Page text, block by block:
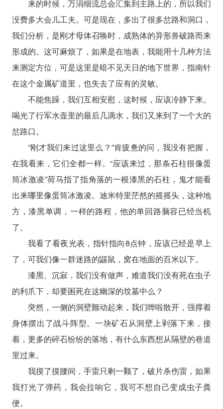
来的时候，万涓细流总会汇集到主路上的，所以我们
没费多大会儿工夫。可是现在，多出了很多岔路和洞口，
我们分析，是刚才母体召唤时，成熟体的异形兽破路而来
形成的。这可麻烦了，如果是在地表，我能用十几种方法
来测定方位，可是这里是暗不见天日的地下世界，指南针
在这个金属矿道里，也失去了应有的灵敏。
不能焦躁，我们互相安慰，这时候，应该冷静下来。
喝光了行军水壶里的最后几滴水，我们又来到了一个大的
岔路口。
“刚才我们来过这里么？”肯疲惫的问，我没有把握，
在我看来，它们全都一样。“应该来过，那条石柱很像蛋
筒冰激凌”荷马指了指角落的一根漆黑的石柱，鬼才能看
出来哪里像蛋筒冰激凌。迪米特里茫然的摇摇头，这种地
方，漆黑单调，一样的路程，他的单回路脑容已经当机
了。
我看了看夜光表，指针指向8点钟，应该已经是早上
了，可我们像一群迷路的鼹鼠，窝在地面的百米以下。
漆黑、沉寂，我们没有做声，难道我们没有死在虫子
的利爪下，却要困死在这幽深的坟墓中么？
突然，一侧的洞壁颤动起来，我们哗啦散开，强撑着
身体摆出了战斗阵型。一块矿石从洞壁上剥落下来，接
着，更多的碎石纷纷的落地，有什么东西想从隔壁的巷道
里过来。
我摸了摸腰间，手雷只剩一颗了，破片杀伤雷，如果
我打光了弹药，我会拉响它，我可不想自己变成虫子粪
便。